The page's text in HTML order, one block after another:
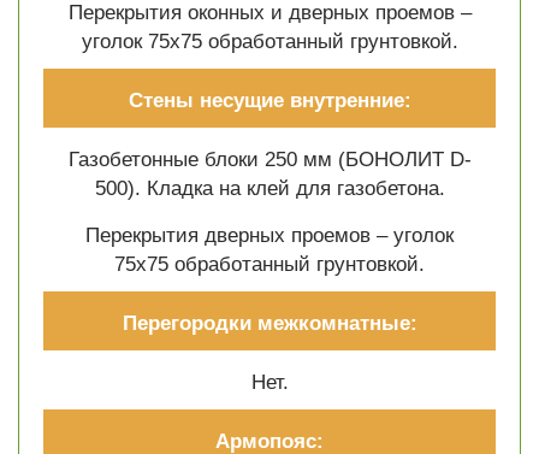
Перекрытия оконных и дверных проемов –
уголок 75х75 обработанный грунтовкой.
Стены несущие внутренние:
Газобетонные блоки 250 мм (БОНОЛИТ D-
500). Кладка на клей для газобетона.
Перекрытия дверных проемов – уголок
75х75 обработанный грунтовкой.
Перегородки межкомнатные:
Нет.
Армопояс: